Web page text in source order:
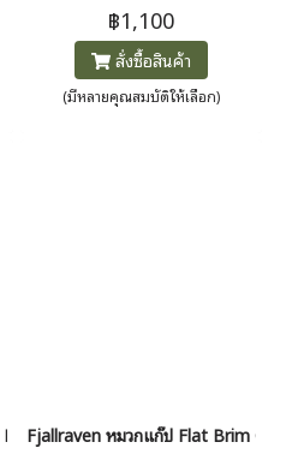
ใส่ซ้ำได้ไม่เก็บกลิ่น
฿1,100
สั่งซื้อสินค้า
(มีหลายคุณสมบัติให้เลือก)
Bucket Hat
Fjallraven หมวกแก๊ป Flat Brim Cap